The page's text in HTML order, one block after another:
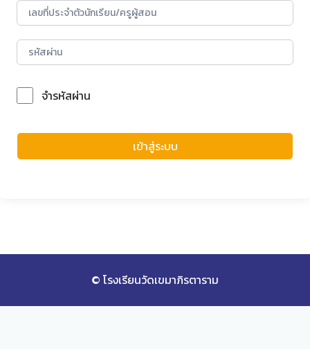
จำรหัสผ่าน
เข้าสู่ระบบ
© โรงเรียนวัดเขมาภิรตาราม